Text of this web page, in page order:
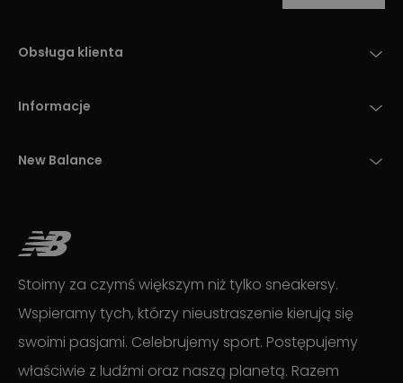
Obsługa klienta
Informacje
New Balance
Stoimy za czymś większym niż tylko sneakersy.
Wspieramy tych, którzy nieustraszenie kierują się
swoimi pasjami. Celebrujemy sport. Postępujemy
właściwie z ludźmi oraz naszą planetą. Razem